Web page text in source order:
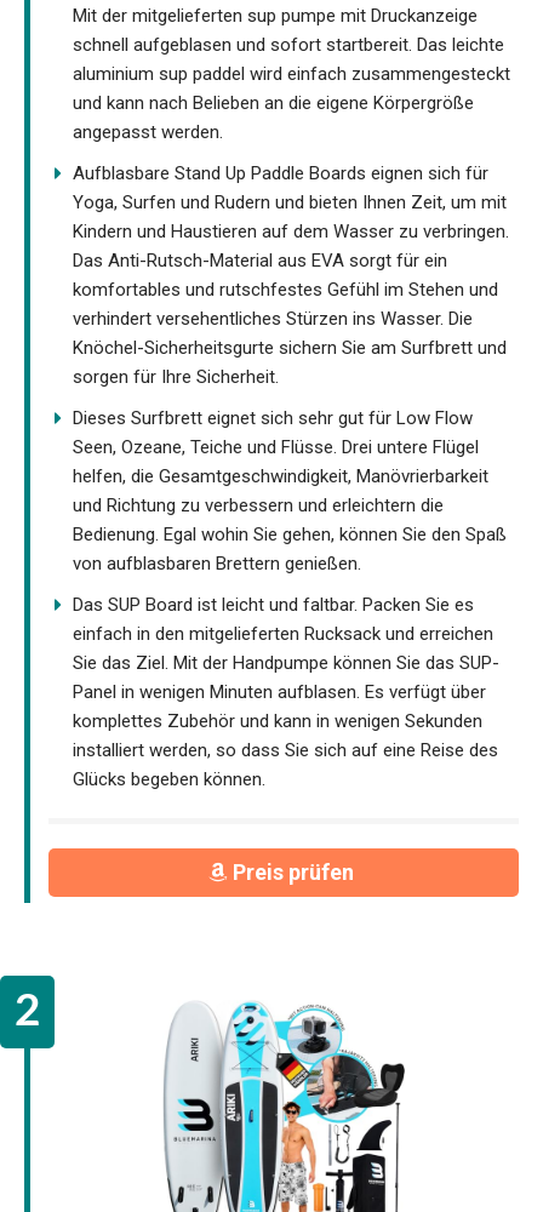
Mit der mitgelieferten sup pumpe mit Druckanzeige
schnell aufgeblasen und sofort startbereit. Das leichte
aluminium sup paddel wird einfach zusammengesteckt
und kann nach Belieben an die eigene Körpergröße
angepasst werden.
Aufblasbare Stand Up Paddle Boards eignen sich für
Yoga, Surfen und Rudern und bieten Ihnen Zeit, um mit
Kindern und Haustieren auf dem Wasser zu verbringen.
Das Anti-Rutsch-Material aus EVA sorgt für ein
komfortables und rutschfestes Gefühl im Stehen und
verhindert versehentliches Stürzen ins Wasser. Die
Knöchel-Sicherheitsgurte sichern Sie am Surfbrett und
sorgen für Ihre Sicherheit.
Dieses Surfbrett eignet sich sehr gut für Low Flow
Seen, Ozeane, Teiche und Flüsse. Drei untere Flügel
helfen, die Gesamtgeschwindigkeit, Manövrierbarkeit
und Richtung zu verbessern und erleichtern die
Bedienung. Egal wohin Sie gehen, können Sie den Spaß
von aufblasbaren Brettern genießen.
Das SUP Board ist leicht und faltbar. Packen Sie es
einfach in den mitgelieferten Rucksack und erreichen
Sie das Ziel. Mit der Handpumpe können Sie das SUP-
Panel in wenigen Minuten aufblasen. Es verfügt über
komplettes Zubehör und kann in wenigen Sekunden
installiert werden, so dass Sie sich auf eine Reise des
Glücks begeben können.
Preis prüfen